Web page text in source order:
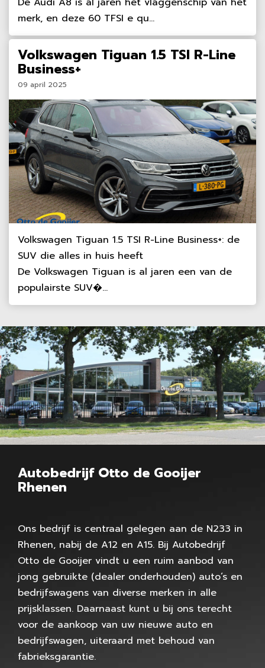
merk, en deze 60 TFSI e qu...
Volkswagen Tiguan 1.5 TSI R-Line
Business+
09 april 2025
Volkswagen Tiguan 1.5 TSI R-Line Business+: de
SUV die alles in huis heeft
De Volkswagen Tiguan is al jaren een van de
populairste SUV�...
Autobedrijf Otto de Gooijer
Rhenen
Ons bedrijf is centraal gelegen aan de N233 in
Rhenen, nabij de A12 en A15. Bij Autobedrijf
Otto de Gooijer vindt u een ruim aanbod van
jong gebruikte (dealer onderhouden) auto’s en
bedrijfswagens van diverse merken in alle
prijsklassen. Daarnaast kunt u bij ons terecht
voor de aankoop van uw nieuwe auto en
bedrijfswagen, uiteraard met behoud van
fabrieksgarantie.